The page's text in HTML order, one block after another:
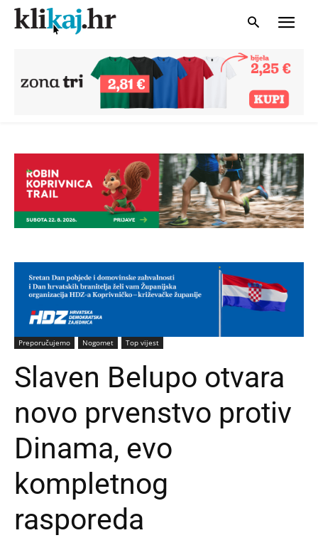
Preporučujemo Nogomet Top vijest
Slaven Belupo otvara
novo prvenstvo protiv
Dinama, evo
kompletnog
rasporeda